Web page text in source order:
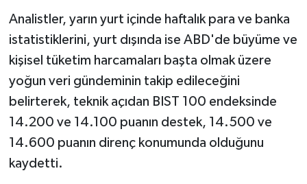
Analistler, yarın yurt içinde haftalık para ve banka
istatistiklerini, yurt dışında ise ABD'de büyüme ve
kişisel tüketim harcamaları başta olmak üzere
yoğun veri gündeminin takip edileceğini
belirterek, teknik açıdan BIST 100 endeksinde
14.200 ve 14.100 puanın destek, 14.500 ve
14.600 puanın direnç konumunda olduğunu
kaydetti.